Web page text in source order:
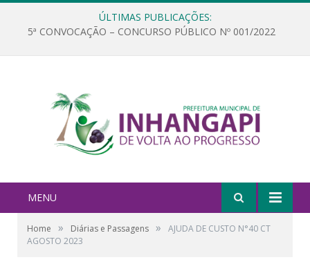
ÚLTIMAS PUBLICAÇÕES:
5ª CONVOCAÇÃO – CONCURSO PÚBLICO Nº 001/2022
MENU
Home » Diárias e Passagens »
AJUDA DE CUSTO N°40 CT
AGOSTO 2023